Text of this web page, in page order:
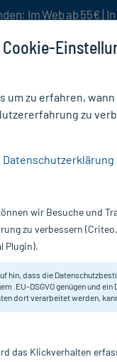
Im Web ab 55€ |
für kurze Zeit:
100 ml
um zu erfahren,
zu
Datenschutzerklärung
wir Besuche und
zu verbessern
Plugin).
hin, dass die
EU-DSGVO genügen und
dort verarbeitet werden,
das Klickverhalten